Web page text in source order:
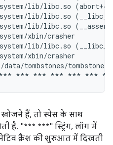
lib/libc.so (abort+4)
lib/libc.so
lib/libc.so
xbin/crasher
lib/libc.so
xbin/crasher
tombstones/
हैं, तो स्पेस के साथ
है. "*** ***" स्ट्रिंग, लॉग में
क्रैश की शुरुआत में दिखती